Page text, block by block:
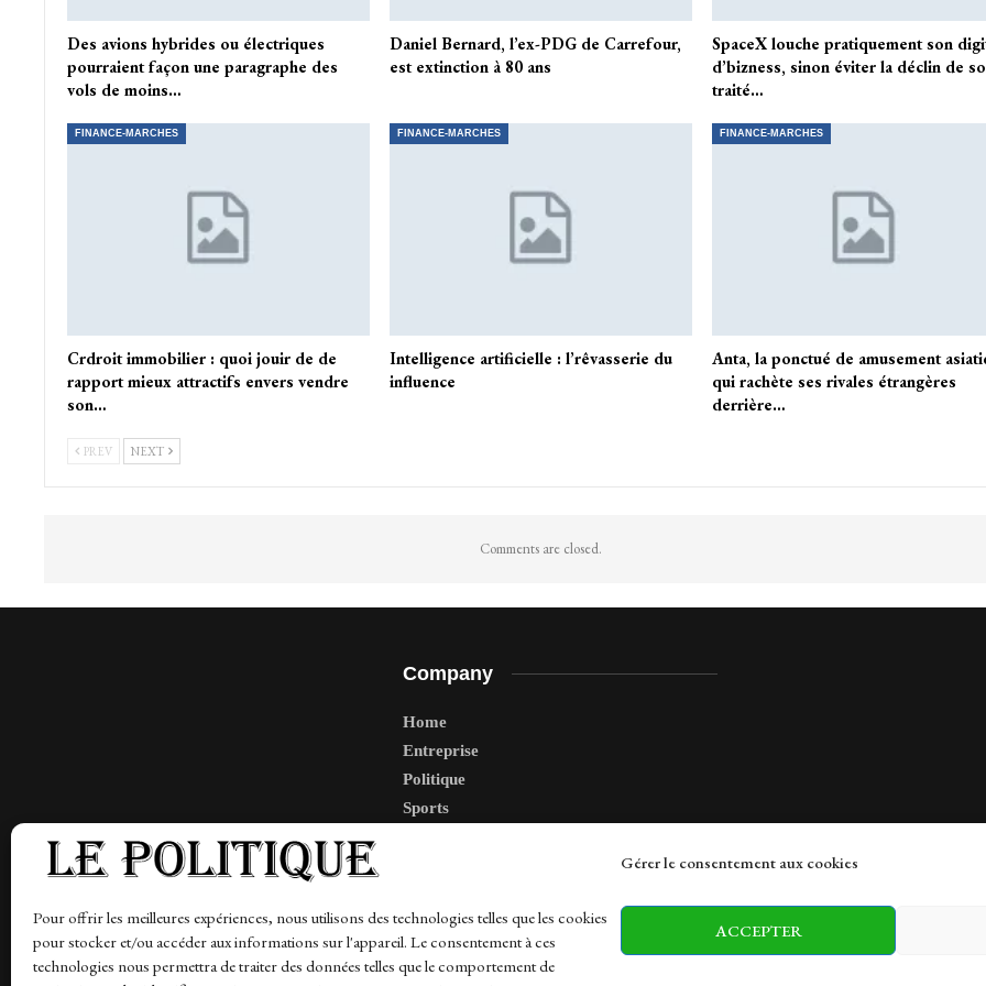
Gérer le consentement aux cookies
Pour offrir les meilleures expériences, nous utilisons des technologies telles que les cookies
pour stocker et/ou accéder aux informations sur l'appareil. Le consentement à ces
technologies nous permettra de traiter des données telles que le comportement de
ACCEPTER
Des avions hybrides ou électriques
pourraient façon une paragraphe des
vols de moins…
Daniel Bernard, l’ex-PDG de Carrefour,
est extinction à 80 ans
SpaceX louche pratiquement son
d’bizness, sinon éviter la déclin de
traité…
FINANCE-MARCHES
Crdroit immobilier : quoi jouir de de
rapport mieux attractifs envers vendre
son…
FINANCE-MARCHES
Intelligence artificielle : l’rêvasserie du
influence
FINANCE-MARCHES
Anta, la ponctué de amusement
qui rachète ses rivales étrangères
derrière…
PREV NEXT
Comments are closed.
Company
Home
Entreprise
Politique
Sports